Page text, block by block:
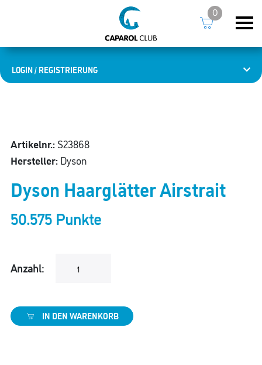
LOGIN / REGISTRIERUNG
0
Artikelnr.: S23868
Hersteller: Dyson
Dyson Haarglätter Airstrait
50.575 Punkte
Anzahl:
IN DEN WARENKORB